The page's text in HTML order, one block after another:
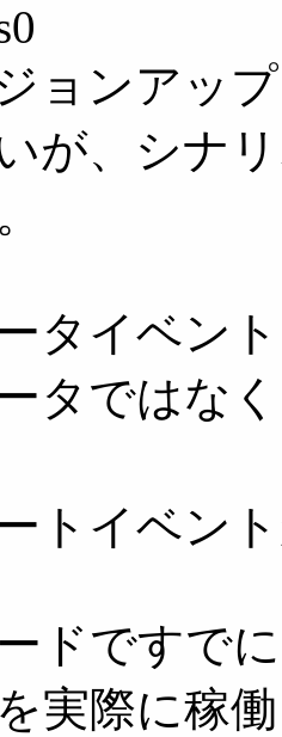
ョンアッ
が、シナ
ータイベン
タではな
トイベン
ドですで
実際に稼